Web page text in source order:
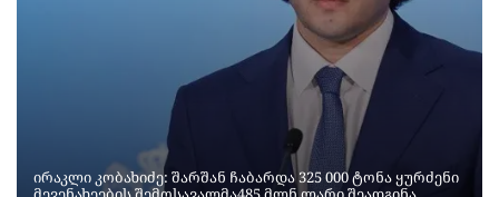
ირაკლი კობახიძე: შარშან ჩაბარდა 325 000 ტონა ყურძენი